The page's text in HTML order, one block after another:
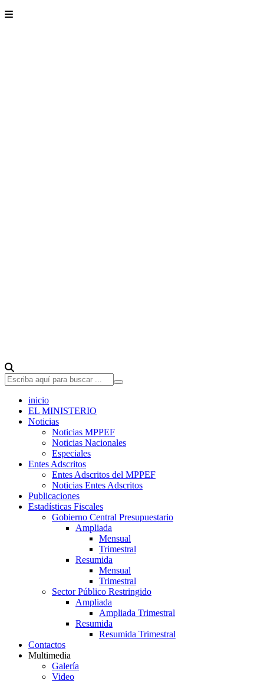
inicio
EL MINISTERIO
Noticias
Noticias MPPEF
Noticias Nacionales
Especiales
Entes Adscritos
Entes Adscritos del MPPEF
Noticias Entes Adscritos
Publicaciones
Estadísticas Fiscales
Gobierno Central Presupuestario
Ampliada
Mensual
Trimestral
Resumida
Mensual
Trimestral
Sector Público Restringido
Ampliada
Ampliada Trimestral
Resumida
Resumida Trimestral
Contactos
Multimedia
Galería
Video